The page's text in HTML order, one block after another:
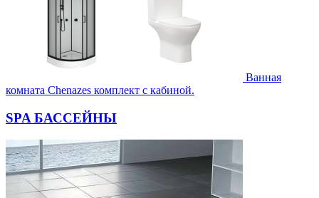
Ванная
комната Chenazes комплект с кабиной.
SPA БАССЕЙНЫ